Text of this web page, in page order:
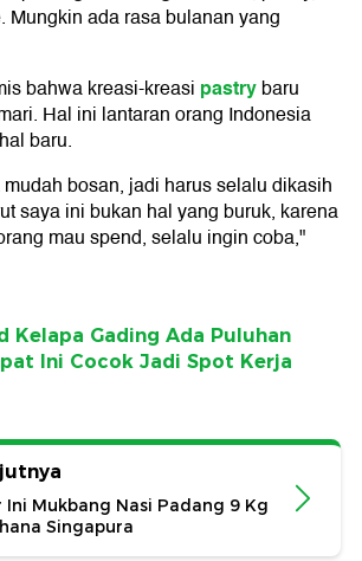
Mungkin ada rasa bulanan yang
bahwa kreasi-kreasi pastrybaru
Hal ini lantaran orang Indonesia
baru.
bosan, jadi harus selalu dikasih
saya ini bukan hal yang buruk, karena
mau spend, selalu ingin coba,"
Kelapa Gading Ada Puluhan
Ini Cocok Jadi Spot Kerja
Ini Mukbang Nasi Padang 9 Kg
Singapura